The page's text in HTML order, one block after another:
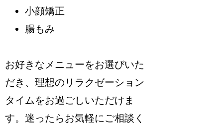
小顔矯正
腸もみ
お好きなメニューをお選びいた
だき、理想のリラクゼーション
タイムをお過ごしいただけま
す。迷ったらお気軽にご相談く